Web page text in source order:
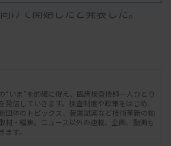
けて開始したと発表した。
れぞれ読み込み、両者を比較し
データを出力する。ACMG（米
学会）が二次的所見の報告を推
子などが解析でき、家族性パー
“いま”を的確に捉え、臨床検査技師一人ひとり
発信していきます。検査制度や政策をはじめ、
団体のトピックス、装置試薬など技術革新の動
材・編集。ニュース以外の連載、企画、動画も
す。